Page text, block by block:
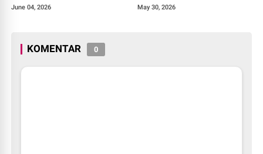
Daerah Tetap Dilakukan
June 04, 2026
Melanggar Aturan Malah
May 30, 2026
KOMENTAR 0